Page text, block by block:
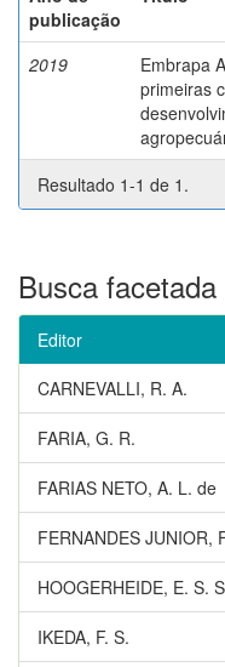
publicação
2019
Embrapa
primeiras
Resultado 1-1 de 1.
Busca facetada
Editor
CARNEVALLI, R. A.
FARIA, G. R.
FARIAS NETO, A. L. de
FERNANDES JUNIOR,
HOOGERHEIDE, E. S.
IKEDA, F. S.